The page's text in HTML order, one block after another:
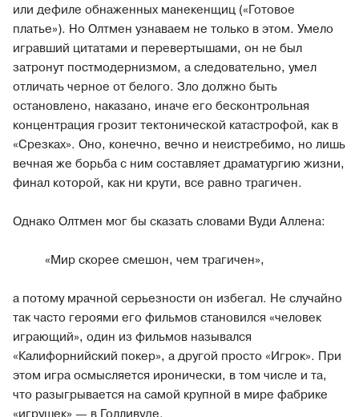
или дефиле обнаженных манекенщиц («Готовое
платье»). Но Олтмен узнаваем не только в этом. Умело
игравший цитатами и перевертышами, он не был
затронут постмодернизмом, а следовательно, умел
отличать черное от белого. Зло должно быть
остановлено, наказано, иначе его бесконтрольная
концентрация грозит тектонической катастрофой, как в
«Срезках». Оно, конечно, вечно и неистребимо, но лишь
вечная же борьба с ним составляет драматургию жизни,
финал которой, как ни крути, все равно трагичен.
Однако Олтмен мог бы сказать словами Вуди Аллена:
«Мир скорее смешон, чем трагичен»,
а потому мрачной серьезности он избегал. Не случайно
так часто героями его фильмов становился «человек
играющий», один из фильмов назывался
«Калифорнийский покер», а другой просто «Игрок». При
этом игра осмысляется иронически, в том числе и та,
что разыгрывается на самой крупной в мире фабрике